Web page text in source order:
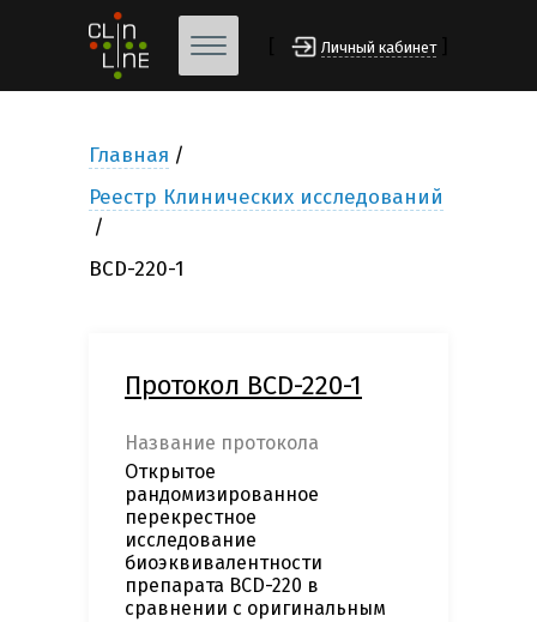
Личный кабинет
Главная
Реестр Клинических исследований
BCD-220-1
Протокол BCD-220-1
Название протокола
Открытое
рандомизированное
перекрестное
исследование
биоэквивалентности
препарата BCD-220 в
сравнении с оригинальным